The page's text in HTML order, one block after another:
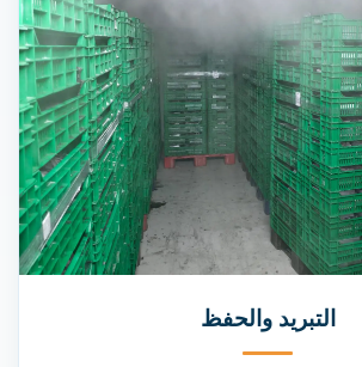
التبريد والحفظ